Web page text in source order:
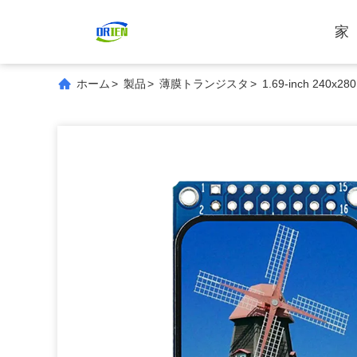
家
ホーム > 製品> 薄膜トランジスタ > 1.69-inch